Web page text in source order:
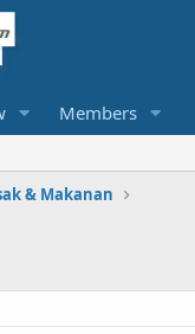
Members
& Makanan